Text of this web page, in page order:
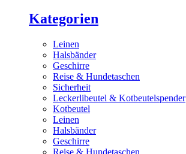
Kategorien
Leinen
Halsbänder
Geschirre
Reise & Hundetaschen
Sicherheit
Leckerlibeutel & Kotbeutelspender
Kotbeutel
Leinen
Halsbänder
Geschirre
Reise & Hundetaschen